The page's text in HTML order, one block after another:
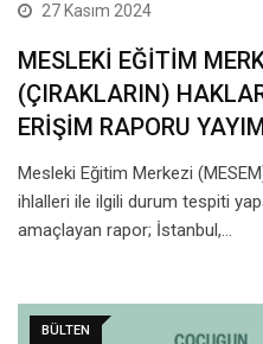
27 Kasım 2024
MESLEKİ EĞİTİM
(ÇIRAKLARIN)
ERİŞİM RAPORU
Mesleki Eğitim Merkezi
ihlalleri ile ilgili durum tespiti
amaçlayan rapor; İstanbul,…
BÜLTEN